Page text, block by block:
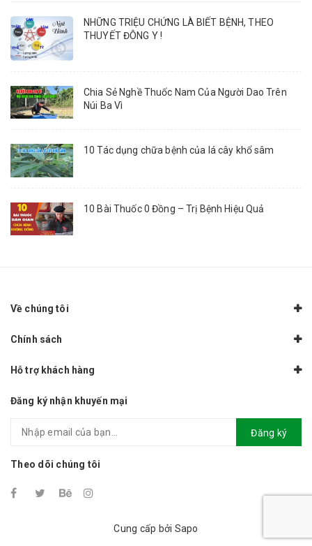
NHỮNG TRIỆU CHỨNG LÀ BIẾT BỆNH, THEO
THUYẾT ĐÔNG Y !
Chia Sẻ Nghề Thuốc Nam Của Người Dao Trên
Núi Ba Vì
10 Tác dụng chữa bệnh của lá cây khổ sâm
10 Bài Thuốc 0 Đồng – Trị Bệnh Hiệu Quả
Về chúng tôi
Chính sách
Hỗ trợ khách hàng
Đăng ký nhận khuyến mại
Đăng ký
Theo dõi chúng tôi
Cung cấp bởi Sapo